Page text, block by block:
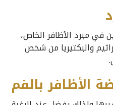
في مبرد الأظافر الخاص،
والبكتيريا من شخص
الأظافر بالفم